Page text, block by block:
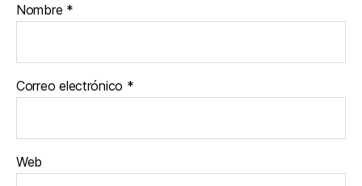
Nombre *
Correo electrónico *
Web